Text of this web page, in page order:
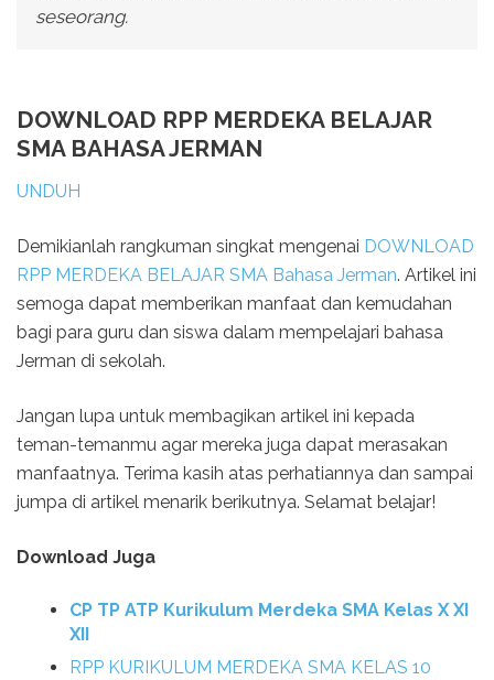
seseorang.
DOWNLOAD RPP MERDEKA BELAJAR
SMA BAHASA JERMAN
UNDUH
Demikianlah rangkuman singkat mengenai DOWNLOAD
RPP MERDEKA BELAJAR SMA Bahasa Jerman. Artikel ini
semoga dapat memberikan manfaat dan kemudahan
bagi para guru dan siswa dalam mempelajari bahasa
Jerman di sekolah.
Jangan lupa untuk membagikan artikel ini kepada
teman-temanmu agar mereka juga dapat merasakan
manfaatnya. Terima kasih atas perhatiannya dan sampai
jumpa di artikel menarik berikutnya. Selamat belajar!
Download Juga
CP TP ATP Kurikulum Merdeka SMA Kelas X XI
XII
RPP KURIKULUM MERDEKA SMA KELAS 10